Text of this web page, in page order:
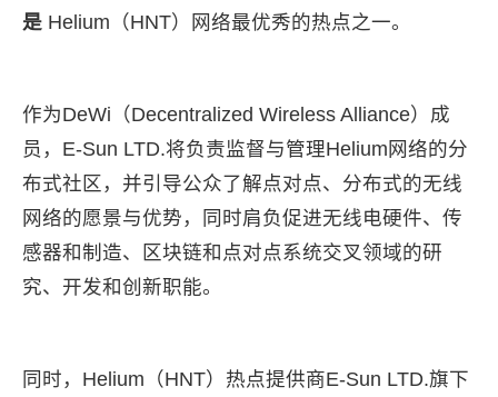
是 Helium（HNT）网络最优秀的热点之一。
作为DeWi（Decentralized Wireless Alliance）成
员，E-Sun LTD.将负责监督与管理Helium网络的分
布式社区，并引导公众了解点对点、分布式的无线
网络的愿景与优势，同时肩负促进无线电硬件、传
感器和制造、区块链和点对点系统交叉领域的研
究、开发和创新职能。
同时，Helium（HNT）热点提供商E-Sun LTD.旗下